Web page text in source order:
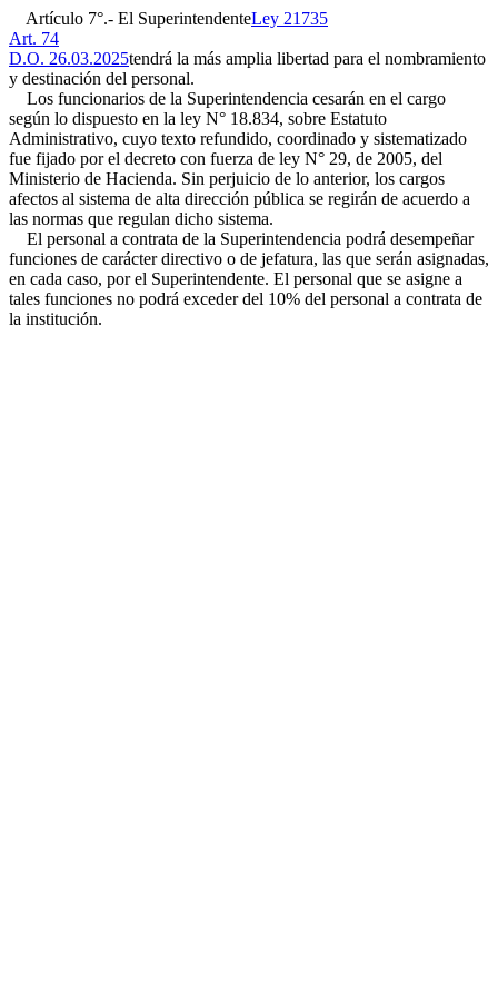
Artículo 7°.- El SuperintendenteLey 21735
Art. 74
D.O. 26.03.2025tendrá la más amplia libertad para el nombramiento
y destinación del personal.
Los funcionarios de la Superintendencia cesarán en el cargo
según lo dispuesto en la ley N° 18.834, sobre Estatuto
Administrativo, cuyo texto refundido, coordinado y sistematizado
fue fijado por el decreto con fuerza de ley N° 29, de 2005, del
Ministerio de Hacienda. Sin perjuicio de lo anterior, los cargos
afectos al sistema de alta dirección pública se regirán de acuerdo a
las normas que regulan dicho sistema.
El personal a contrata de la Superintendencia podrá desempeñar
funciones de carácter directivo o de jefatura, las que serán asignadas,
en cada caso, por el Superintendente. El personal que se asigne a
tales funciones no podrá exceder del 10% del personal a contrata de
la institución.